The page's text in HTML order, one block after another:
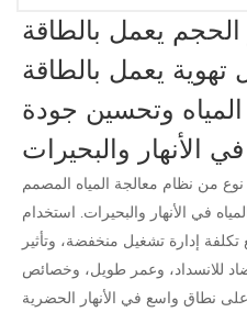
يعمل بالطاقة
يعمل بالطاقة
وتحسين جودة
في الأنهار والبحيرات
من نظام معالجة المياه المصمم
في الأنهار والبحيرات. استخدام
إدارة تشغيل منخفضة، وتأثير
للانسداد، وعمر طويل، وخصائص
نطاق واسع في الأنهار الحضرية